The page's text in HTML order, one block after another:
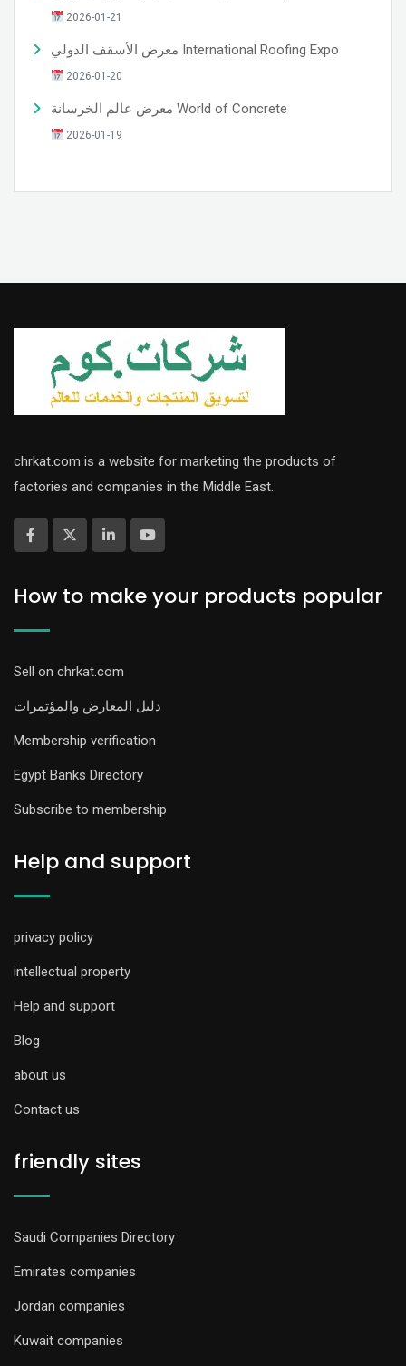
2026-01-21
معرض الأسقف الدولي International Roofing Expo
2026-01-20
معرض عالم الخرسانة World of Concrete
2026-01-19
chrkat.com is a website for marketing the products of
factories and companies in the Middle East.
How to make your products popular
Sell on chrkat.com
دليل المعارض والمؤتمرات
Membership verification
Egypt Banks Directory
Subscribe to membership
Help and support
privacy policy
intellectual property
Help and support
Blog
about us
Contact us
friendly sites
Saudi Companies Directory
Emirates companies
Jordan companies
Kuwait companies